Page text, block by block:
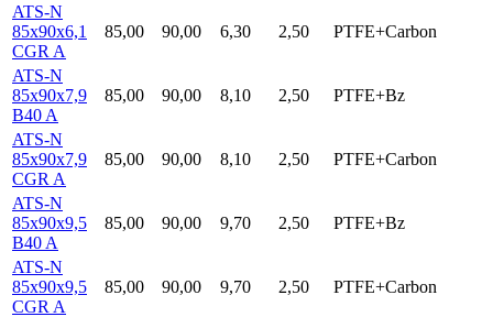
ATS-N
85x90x6,1
CGR A
85,00 90,00 6,30 2,50 PTFE+Carbon
ATS-N
85x90x7,9
B40 A
85,00 90,00 8,10 2,50 PTFE+Bz
ATS-N
85x90x7,9
CGR A
85,00 90,00 8,10 2,50 PTFE+Carbon
ATS-N
85x90x9,5
B40 A
85,00 90,00 9,70 2,50 PTFE+Bz
ATS-N
85x90x9,5
CGR A
85,00 90,00 9,70 2,50 PTFE+Carbon